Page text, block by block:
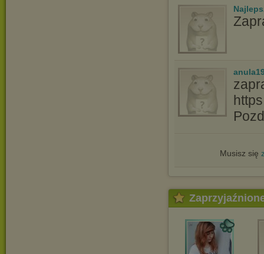
Musisz się